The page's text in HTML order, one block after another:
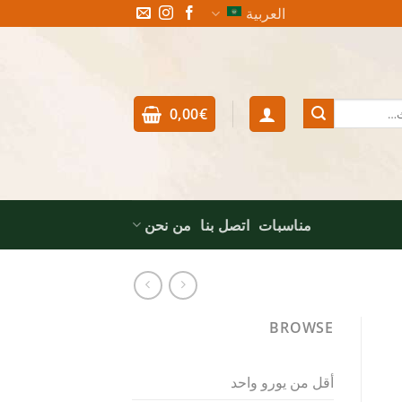
العربية
0,00€
مناسبات اتصل بنا من نحن
BROWSE
أقل من يورو واحد